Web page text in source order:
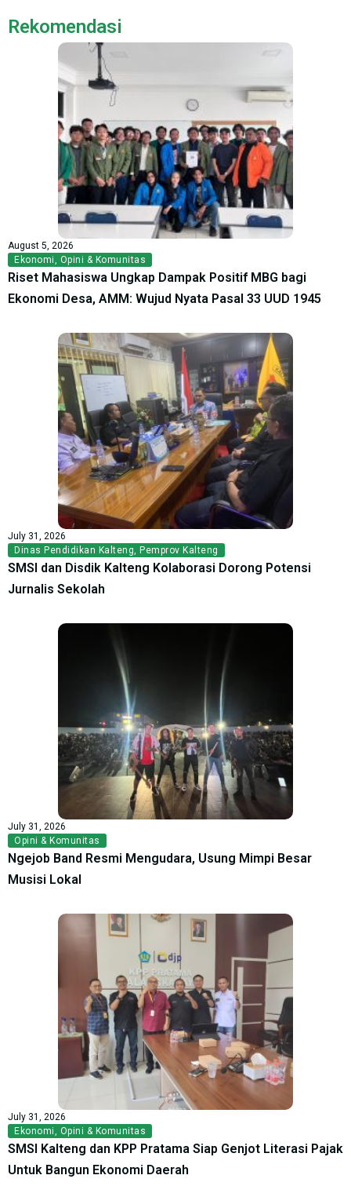
Rekomendasi
August 5, 2026
Ekonomi, Opini & Komunitas
Riset Mahasiswa Ungkap Dampak Positif MBG bagi
Ekonomi Desa, AMM: Wujud Nyata Pasal 33 UUD 1945
July 31, 2026
Dinas Pendidikan Kalteng, Pemprov Kalteng
SMSI dan Disdik Kalteng Kolaborasi Dorong Potensi
Jurnalis Sekolah
July 31, 2026
Opini & Komunitas
Ngejob Band Resmi Mengudara, Usung Mimpi Besar
Musisi Lokal
July 31, 2026
Ekonomi, Opini & Komunitas
SMSI Kalteng dan KPP Pratama Siap Genjot Literasi Pajak
Untuk Bangun Ekonomi Daerah